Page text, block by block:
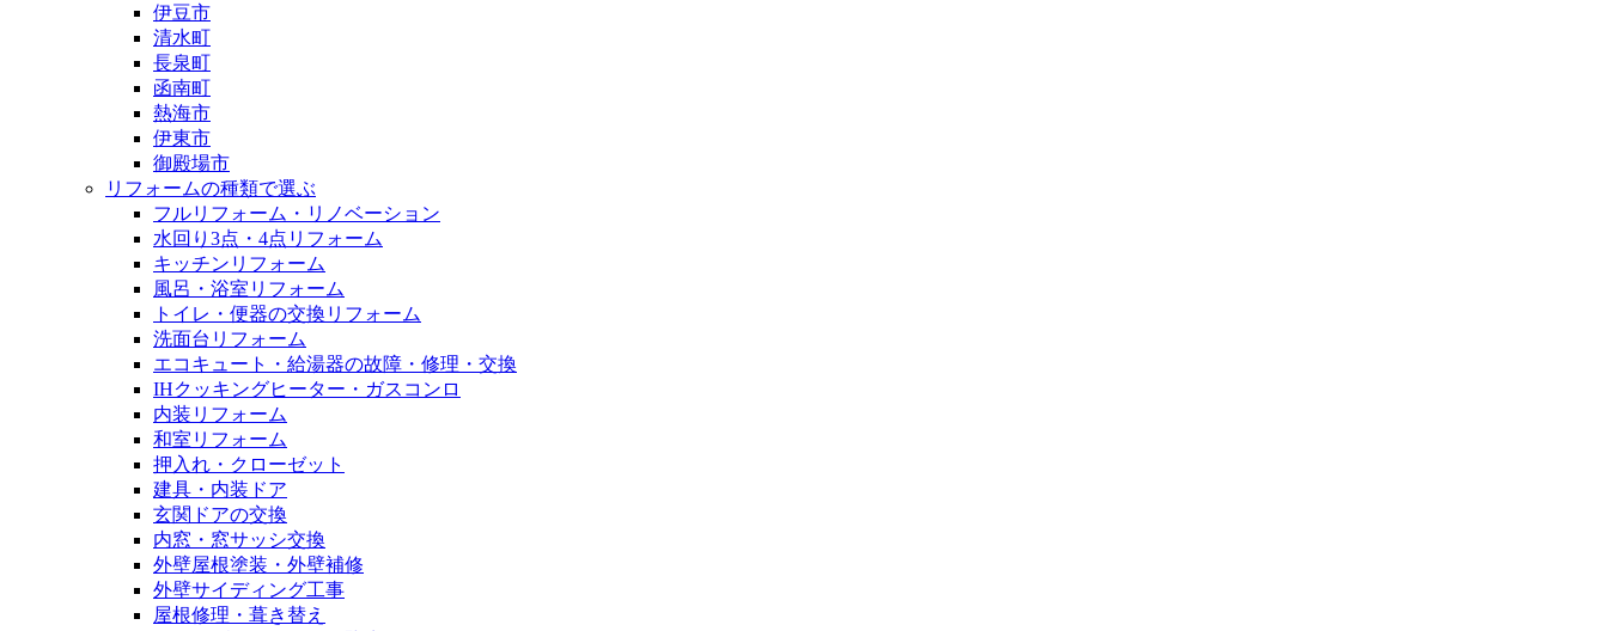
伊豆市
清水町
長泉町
函南町
熱海市
伊東市
御殿場市
リフォームの種類で選ぶ
フルリフォーム・リノベーション
水回り3点・4点リフォーム
キッチンリフォーム
風呂・浴室リフォーム
トイレ・便器の交換リフォーム
洗面台リフォーム
エコキュート・給湯器の故障・修理・交換
IHクッキングヒーター・ガスコンロ
内装リフォーム
和室リフォーム
押入れ・クローゼット
建具・内装ドア
玄関ドアの交換
内窓・窓サッシ交換
外壁屋根塗装・外壁補修
外壁サイディング工事
屋根修理・葺き替え